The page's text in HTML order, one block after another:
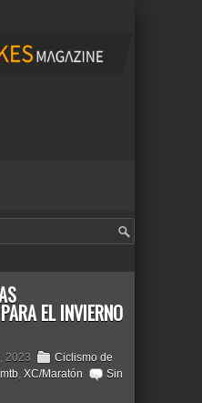
EL INVIERNO
2023
Ciclismo de
mtb, XC/Maratón
Sin